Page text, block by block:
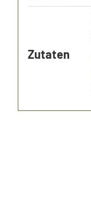
Zutaten